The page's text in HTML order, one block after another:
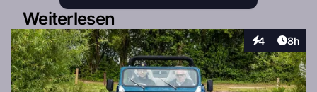
Weiterlesen
4
Interaktionen
8h